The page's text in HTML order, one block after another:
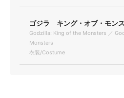
ゴジラ キング・オブ・モン
Godzilla: King of the Monsters ／
Monsters
衣装/Costume